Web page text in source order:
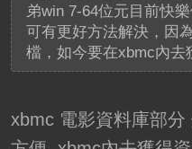
弟win 7-64位元目前快
可有更好方法解決，因
檔，如今要在xbmc內去
xbmc 電影資料庫部